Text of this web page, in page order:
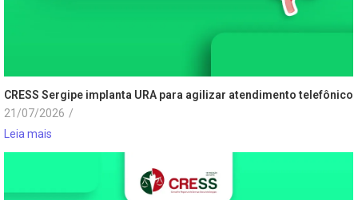
CRESS Sergipe implanta URA para agilizar atendimento telefônico
21/07/2026 /
Leia mais